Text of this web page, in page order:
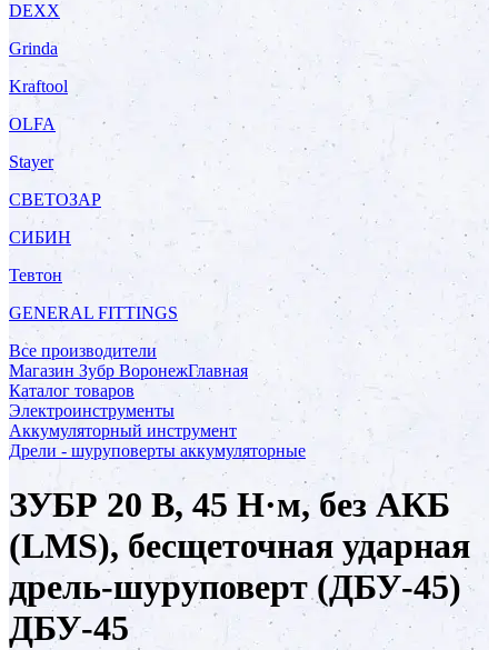
DEXX
Grinda
Kraftool
OLFA
Stayer
СВЕТОЗАР
СИБИН
Тевтон
GENERAL FITTINGS
Все производители
Магазин Зубр ВоронежГлавная
Каталог товаров
Электроинструменты
Аккумуляторный инструмент
Дрели - шуруповерты аккумуляторные
ЗУБР 20 В, 45 Н·м, без АКБ
(LMS), бесщеточная ударная
дрель-шуруповерт (ДБУ-45)
ДБУ-45